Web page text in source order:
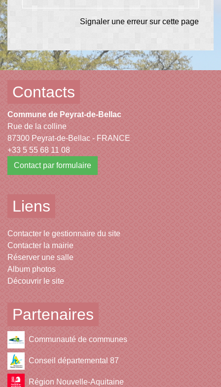
Signaler une erreur sur cette page
Contacts
Commune de Peyrat-de-Bellac
Rue de la colline
87300 Peyrat-de-Bellac - FRANCE
+33 5 55 68 11 08
Contact par formulaire
Liens
Contacter le gestionnaire du site
Contacter la mairie
Réserver une salle
Album photos
Découvrir le site
Partenaires
Communauté de communes
Conseil départemental 87
Région Nouvelle-Aquitaine